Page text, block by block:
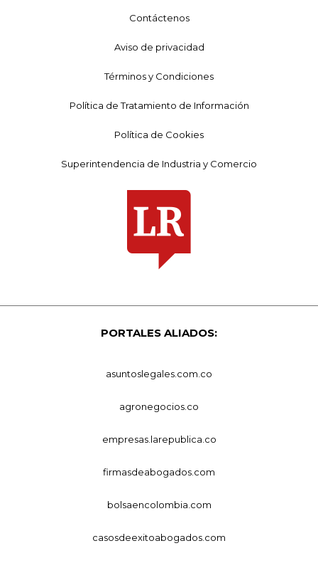
Contáctenos
Aviso de privacidad
Términos y Condiciones
Política de Tratamiento de Información
Política de Cookies
Superintendencia de Industria y Comercio
PORTALES ALIADOS:
asuntoslegales.com.co
agronegocios.co
empresas.larepublica.co
firmasdeabogados.com
bolsaencolombia.com
casosdeexitoabogados.com